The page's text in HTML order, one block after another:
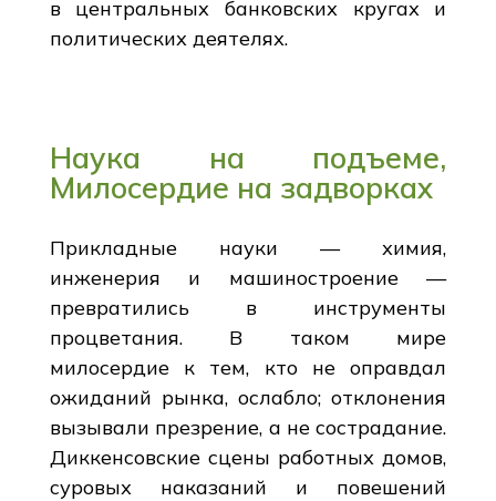
в центральных банковских кругах и
политических деятелях.
Наука на подъеме,
Милосердие на задворках
Прикладные науки — химия,
инженерия и машиностроение —
превратились в инструменты
процветания. В таком мире
милосердие к тем, кто не оправдал
ожиданий рынка, ослабло; отклонения
вызывали презрение, а не сострадание.
Диккенсовские сцены работных домов,
суровых наказаний и повешений